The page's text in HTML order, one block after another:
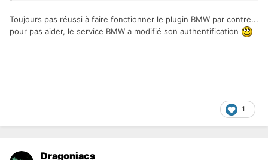
7) utiliser putty pour se connecter avec le login root et le
pass spécifié plus haut pour voir si ça fonctionne
Toujours pas réussi à faire fonctionner le plugin BMW par contre...
pour pas aider, le service BMW a modifié son authentification
1
Dragoniacs